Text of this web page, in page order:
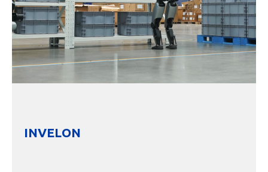
INVELON